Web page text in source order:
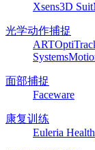
Xsens3D Suit
光学动作捕捉
ART
Systems
面部捕捉
Faceware
康复训练
Euleria Health